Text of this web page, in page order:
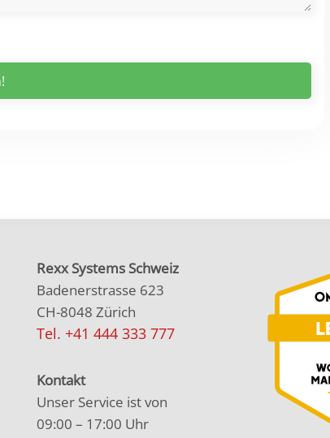
Rexx Systems Schweiz
Badenerstrasse 623
CH-8048 Zürich
Tel. +41 444 333 777
Kontakt
Unser Service ist von
09:00 – 17:00 Uhr